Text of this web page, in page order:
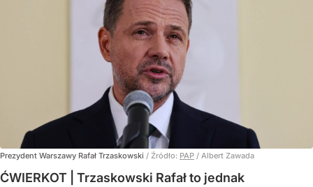
Prezydent Warszawy Rafał Trzaskowski / Źródło: PAP / Albert Zawada
ĆWIERKOT | Trzaskowski Rafał to jednak